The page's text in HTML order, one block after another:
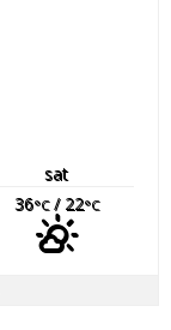
sat
36°C/ 22°C